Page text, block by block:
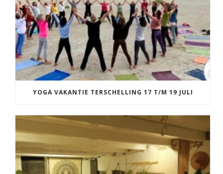
YOGA VAKANTIE TERSCHELLING 17 T/M 19 JULI